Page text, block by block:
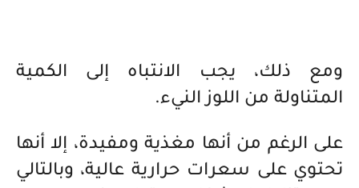
ومع ذلك، يجب الانتباه إلى الكمية
المتناولة من اللوز النيء.
على الرغم من أنها مغذية ومفيدة، إلا أنها
تحتوي على سعرات حرارية عالية، وبالتالي